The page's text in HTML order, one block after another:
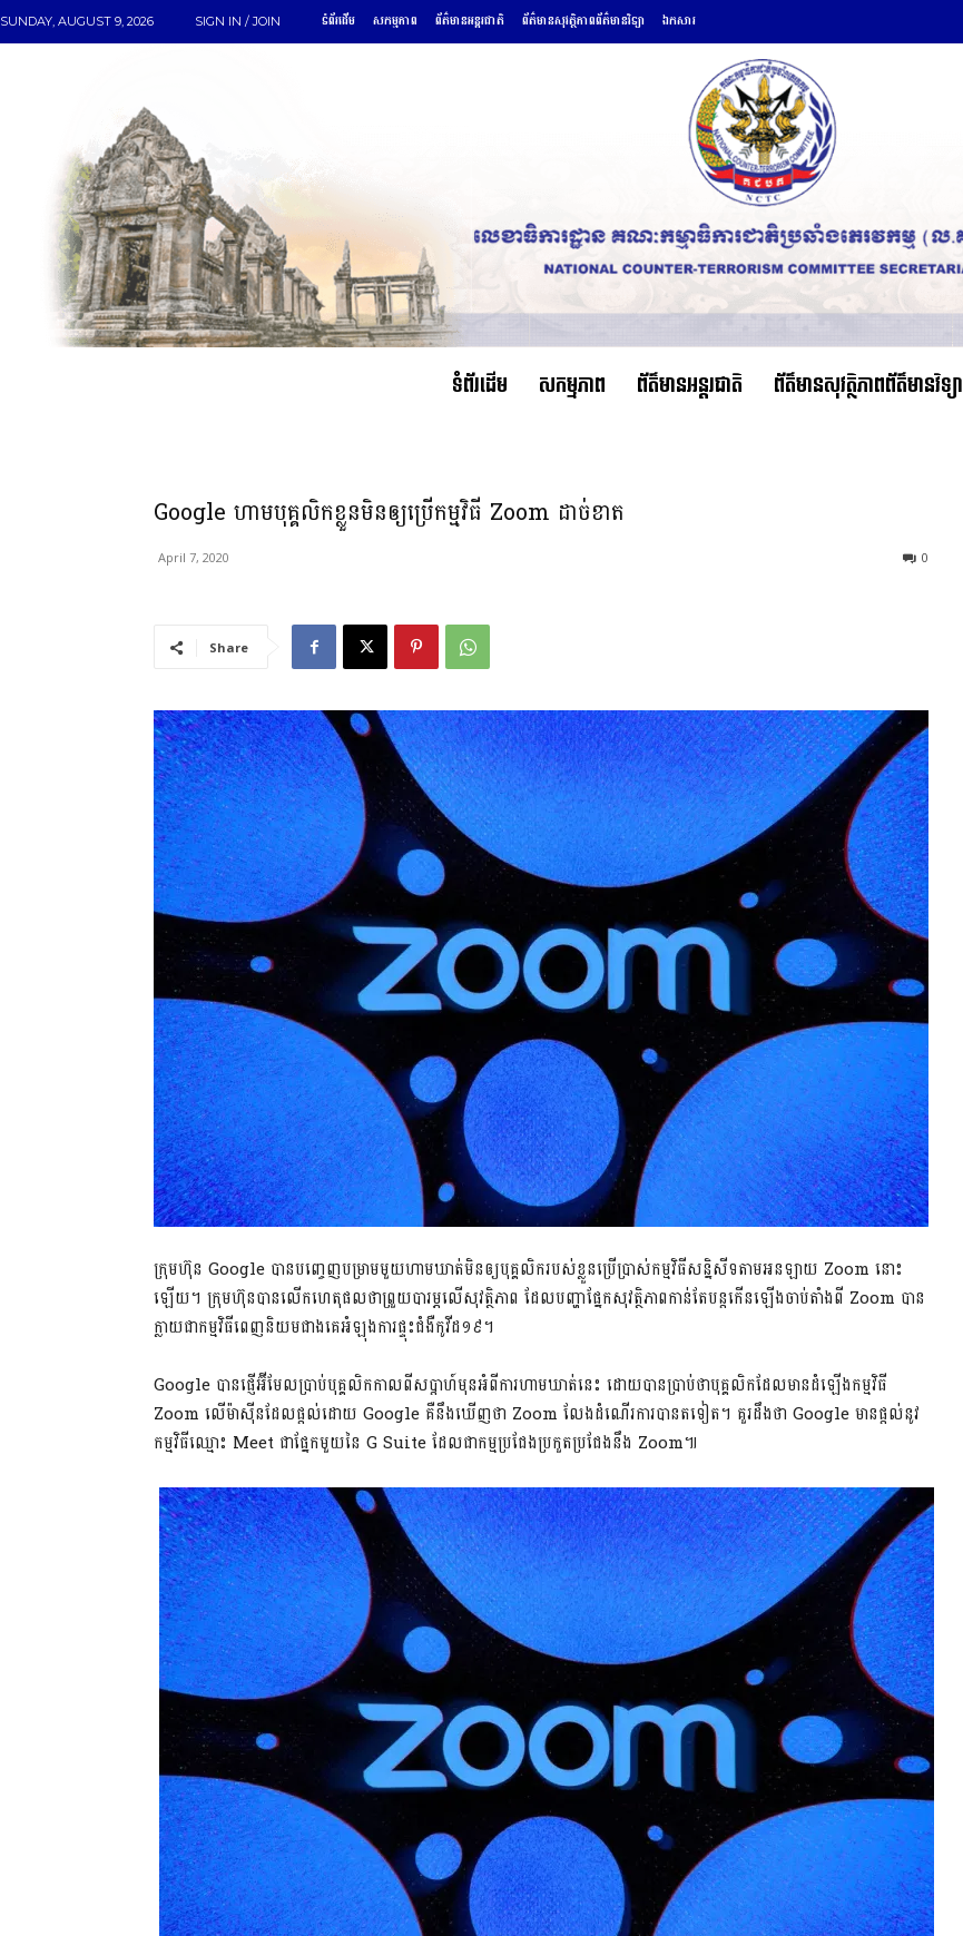
SUNDAY, AUGUST 9, 2026 SIGN IN / JOIN ទំព័រដើម សកម្មភាព ព័ត៌មានអន្តរជាតិ ព័ត៌មានសុវត្ថិភាពព័ត៌មានវិទ្យា ឯកសារ
ទំព័រដើម សកម្មភាព ព័ត៌មានអន្តរជាតិ ព័ត៌មានសុវត្ថិភាពព័ត៌មានវិទ្យា
Google ហាមបុគ្គលិកខ្លួនមិនឲ្យប្រើកម្មវិធី Zoom ដាច់ខាត
April 7, 2020 0
Share
ក្រុមហ៊ុន Google បាន​បញ្ចេញ​បម្រាម​មួយ​ហាម​ឃាត់​មិន​ឲ្យ​បុគ្គលិក​របស់​ខ្លួន​ប្រើ​ប្រាស់​កម្មវិធី​សន្និសីទ​តាម​អនឡាយ​ Zoom នោះ​
ឡើយ។ ក្រុមហ៊ុន​បាន​លើក​ហេតុផល​ថា​ព្រួយបារម្ភ​លើ​​សុវត្ថិភាព ដែល​បញ្ហា​ផ្នែក​សុវត្ថិភាព​កាន់​តែ​បន្ត​កើន​ឡើង​ចាប់​តាំង​ពី Zoom បាន​
ក្លាយ​ជា​កម្មវិធី​ពេញ​និយម​ជាង​គេ​អំឡុង​ការ​ផ្ទុះ​ជំងឺ​កូវីដ​១៩។
Google បាន​ផ្ញើ​អ៊ីមែល​ប្រាប់​បុគ្គលិក​កាល​ពី​សប្ដាហ៍​មុន​អំពី​ការ​ហាម​ឃាត់​នេះ ដោយ​បាន​ប្រាប់​ថា​បុគ្គលិក​ដែល​មាន​ដំឡើង​កម្មវិធី
Zoom លើ​ម៉ាស៊ីន​​ដែល​ផ្ដល់​ដោយ​​ Google គឺ​នឹង​ឃើញ​ថា​ Zoom លែង​ដំណើរ​ការ​បាន​ត​ទៀត។ គួរ​ដឹង​ថា​ Google មាន​ផ្ដល់​នូវ​
កម្មវិធី​ឈ្មោះ Meet ជា​ផ្នែក​មួយ​នៃ G Suite ដែល​ជា​កម្ម​ប្រជែង​ប្រកួតប្រជែង​នឹង​ Zoom៕